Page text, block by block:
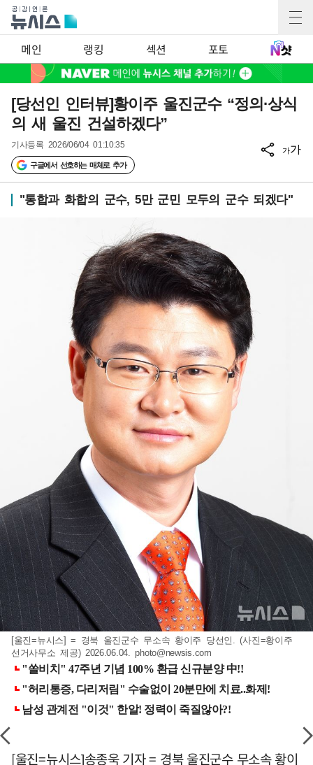
메인 랭킹 섹션 포토
[당선인 인터뷰]황이주 울진군수 “정의·상식
의 새 울진 건설하겠다”
기사등록 2026/06/04 01:10:35
구글에서 선호하는 매체로 추가
가가
"통합과 화합의 군수, 5만 군민 모두의 군수 되겠다"
[울진=뉴시스] = 경북 울진군수 무소속 황이주 당선인. (사진=황이주
선거사무소 제공) 2026.06.04.photo@newsis.com
[울진=뉴시스]송종욱 기자 = 경북 울진군수 무소속 황이